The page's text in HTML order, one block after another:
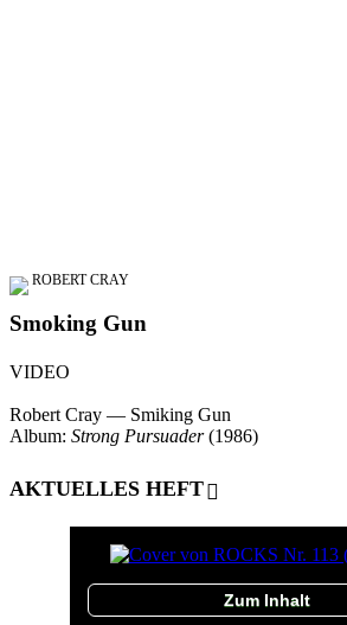
ROBERT CRAY
Smoking Gun
VIDEO
Robert Cray — Smiking Gun
Album: Strong Pursuader(1986)
AKTUELLES HEFT
Zum Inhalt